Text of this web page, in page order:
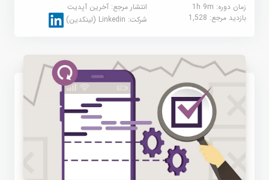
زمان دوره: 1h 9m
انتشار مرجع:آخرین آپدیت
بازدید مرجع:1,528 شرکت:Linkedin (لینکدین)